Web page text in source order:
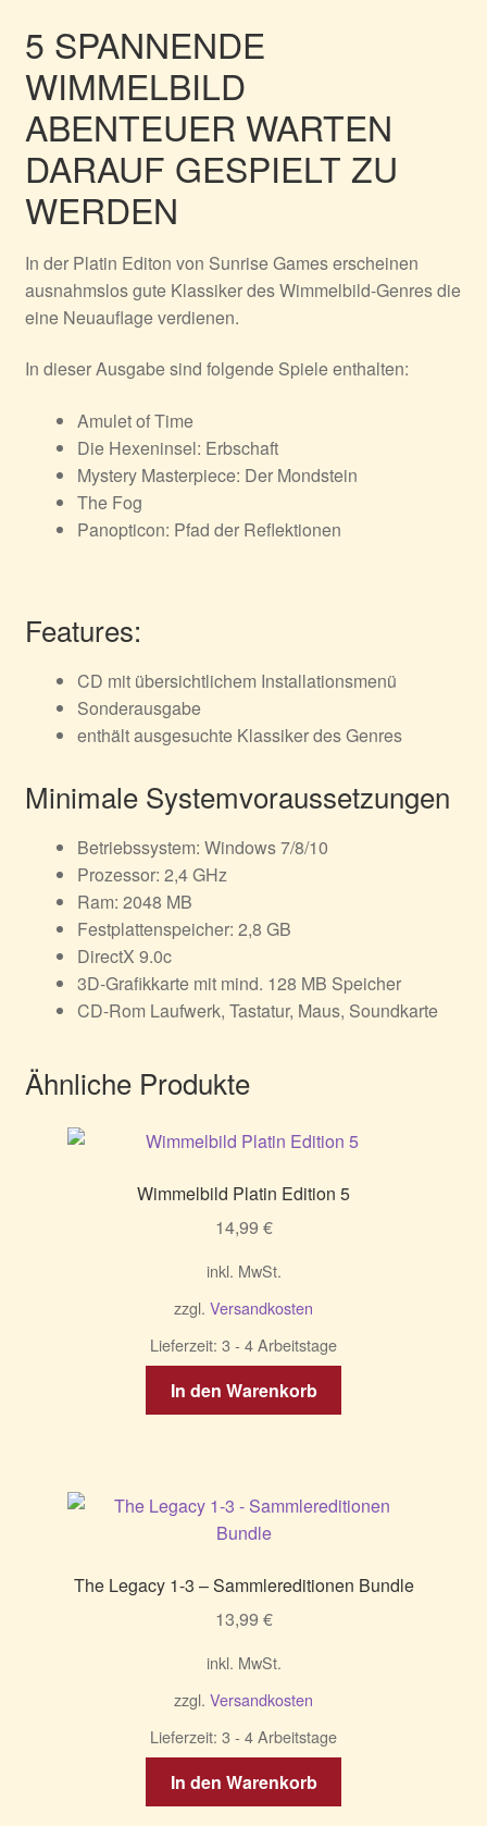
5 SPANNENDE
WIMMELBILD
ABENTEUER WARTEN
DARAUF GESPIELT ZU
WERDEN
In der Platin Editon von Sunrise Games erscheinen
ausnahmslos gute Klassiker des Wimmelbild-Genres die
eine Neuauflage verdienen.
In dieser Ausgabe sind folgende Spiele enthalten:
Amulet of Time
Die Hexeninsel: Erbschaft
Mystery Masterpiece: Der Mondstein
The Fog
Panopticon: Pfad der Reflektionen
Features:
CD mit übersichtlichem Installationsmenü
Sonderausgabe
enthält ausgesuchte Klassiker des Genres
Minimale Systemvoraussetzungen
Betriebssystem: Windows 7/8/10
Prozessor: 2,4 GHz
Ram: 2048 MB
Festplattenspeicher: 2,8 GB
DirectX 9.0c
3D-Grafikkarte mit mind. 128 MB Speicher
CD-Rom Laufwerk, Tastatur, Maus, Soundkarte
Ähnliche Produkte
Wimmelbild Platin Edition 5
14,99 €
inkl. MwSt.
zzgl. Versandkosten
Lieferzeit: 3 - 4 Arbeitstage
In den Warenkorb
The Legacy 1-3 – Sammlereditionen Bundle
13,99 €
inkl. MwSt.
zzgl. Versandkosten
Lieferzeit: 3 - 4 Arbeitstage
In den Warenkorb